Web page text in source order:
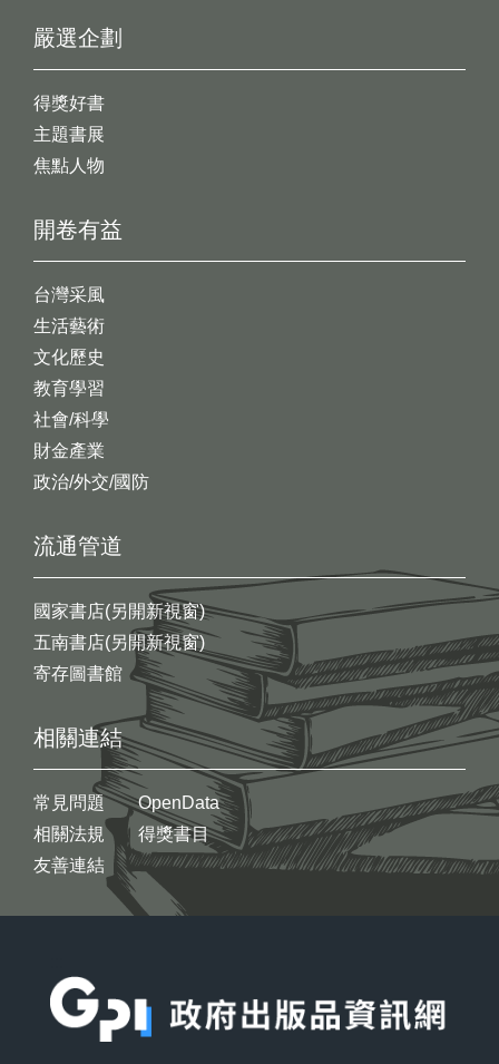
開卷有益
台灣采風
生活藝術
文化歷史
教育學習
社會/科學
財金產業
政治/外交/國防
嚴選企劃
得獎好書
主題書展
焦點人物
流通管道
國家書店(另開新視窗)
五南書店(另開新視窗)
寄存圖書館
相關連結
常見問題
相關法規
友善連結
OpenData
得獎書目